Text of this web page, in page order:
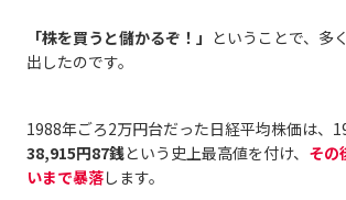
「株を買うと儲かるぞ！」 ということで、多
出したのです。
1988年ごろ2万円台だった日経平均株価は、
38,915円87銭という史上最高値を付け、 その
いまで暴落します。